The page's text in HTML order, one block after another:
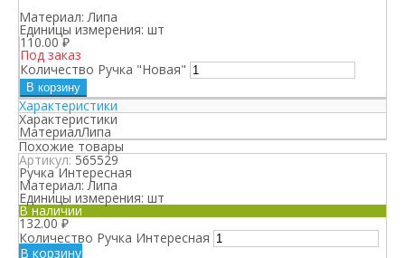
Материал: Липа
Единицы измерения: шт
110.00₽
Под заказ
Количество Ручка "Новая"
В корзину
Характеристики
Характеристики
МатериалЛипа
Похожие товары
Артикул:565529
Ручка Интересная
Материал: Липа
Единицы измерения: шт
В наличии
132.00₽
Количество Ручка Интересная
В корзину